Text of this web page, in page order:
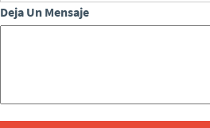
Deja Un Mensaje